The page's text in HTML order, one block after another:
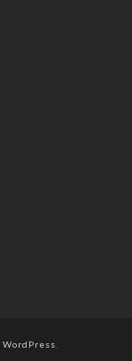
WordPress